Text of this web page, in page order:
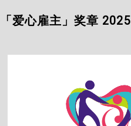
「爱心雇主」奖章 2025